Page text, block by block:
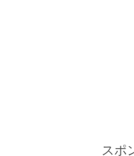
スポ